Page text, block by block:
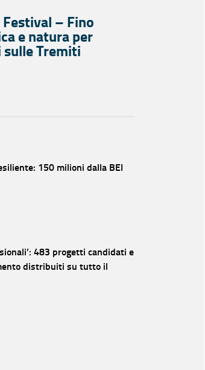
– Fino
e natura per
Tremiti
150 milioni dalla BEI
483 progetti candidati e
distribuiti su tutto il